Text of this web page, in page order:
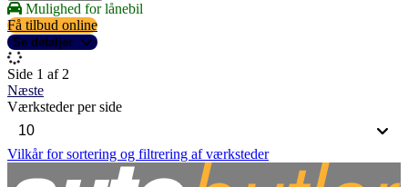
Mulighed for lånebil
Få tilbud online
Se detaljer
Side 1 af 2
Næste
Værksteder per side
Vilkår for sortering og filtrering af værksteder